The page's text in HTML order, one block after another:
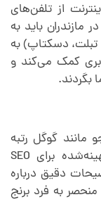
از تلفن‌های
مازندران باید به
تبلت، دسکتاپ) به
کمک می‌کند و
بگردند.
مانند گوگل رتبه
خوبی بگیرد، باید محتوای با کیفیت و بهینه‌شده برای SEO
دقیق درباره
به فرد برنج